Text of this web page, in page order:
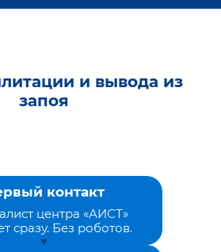
и вывода из
запоя
контакт
центра «АИСТ»
сразу. Без роботов.